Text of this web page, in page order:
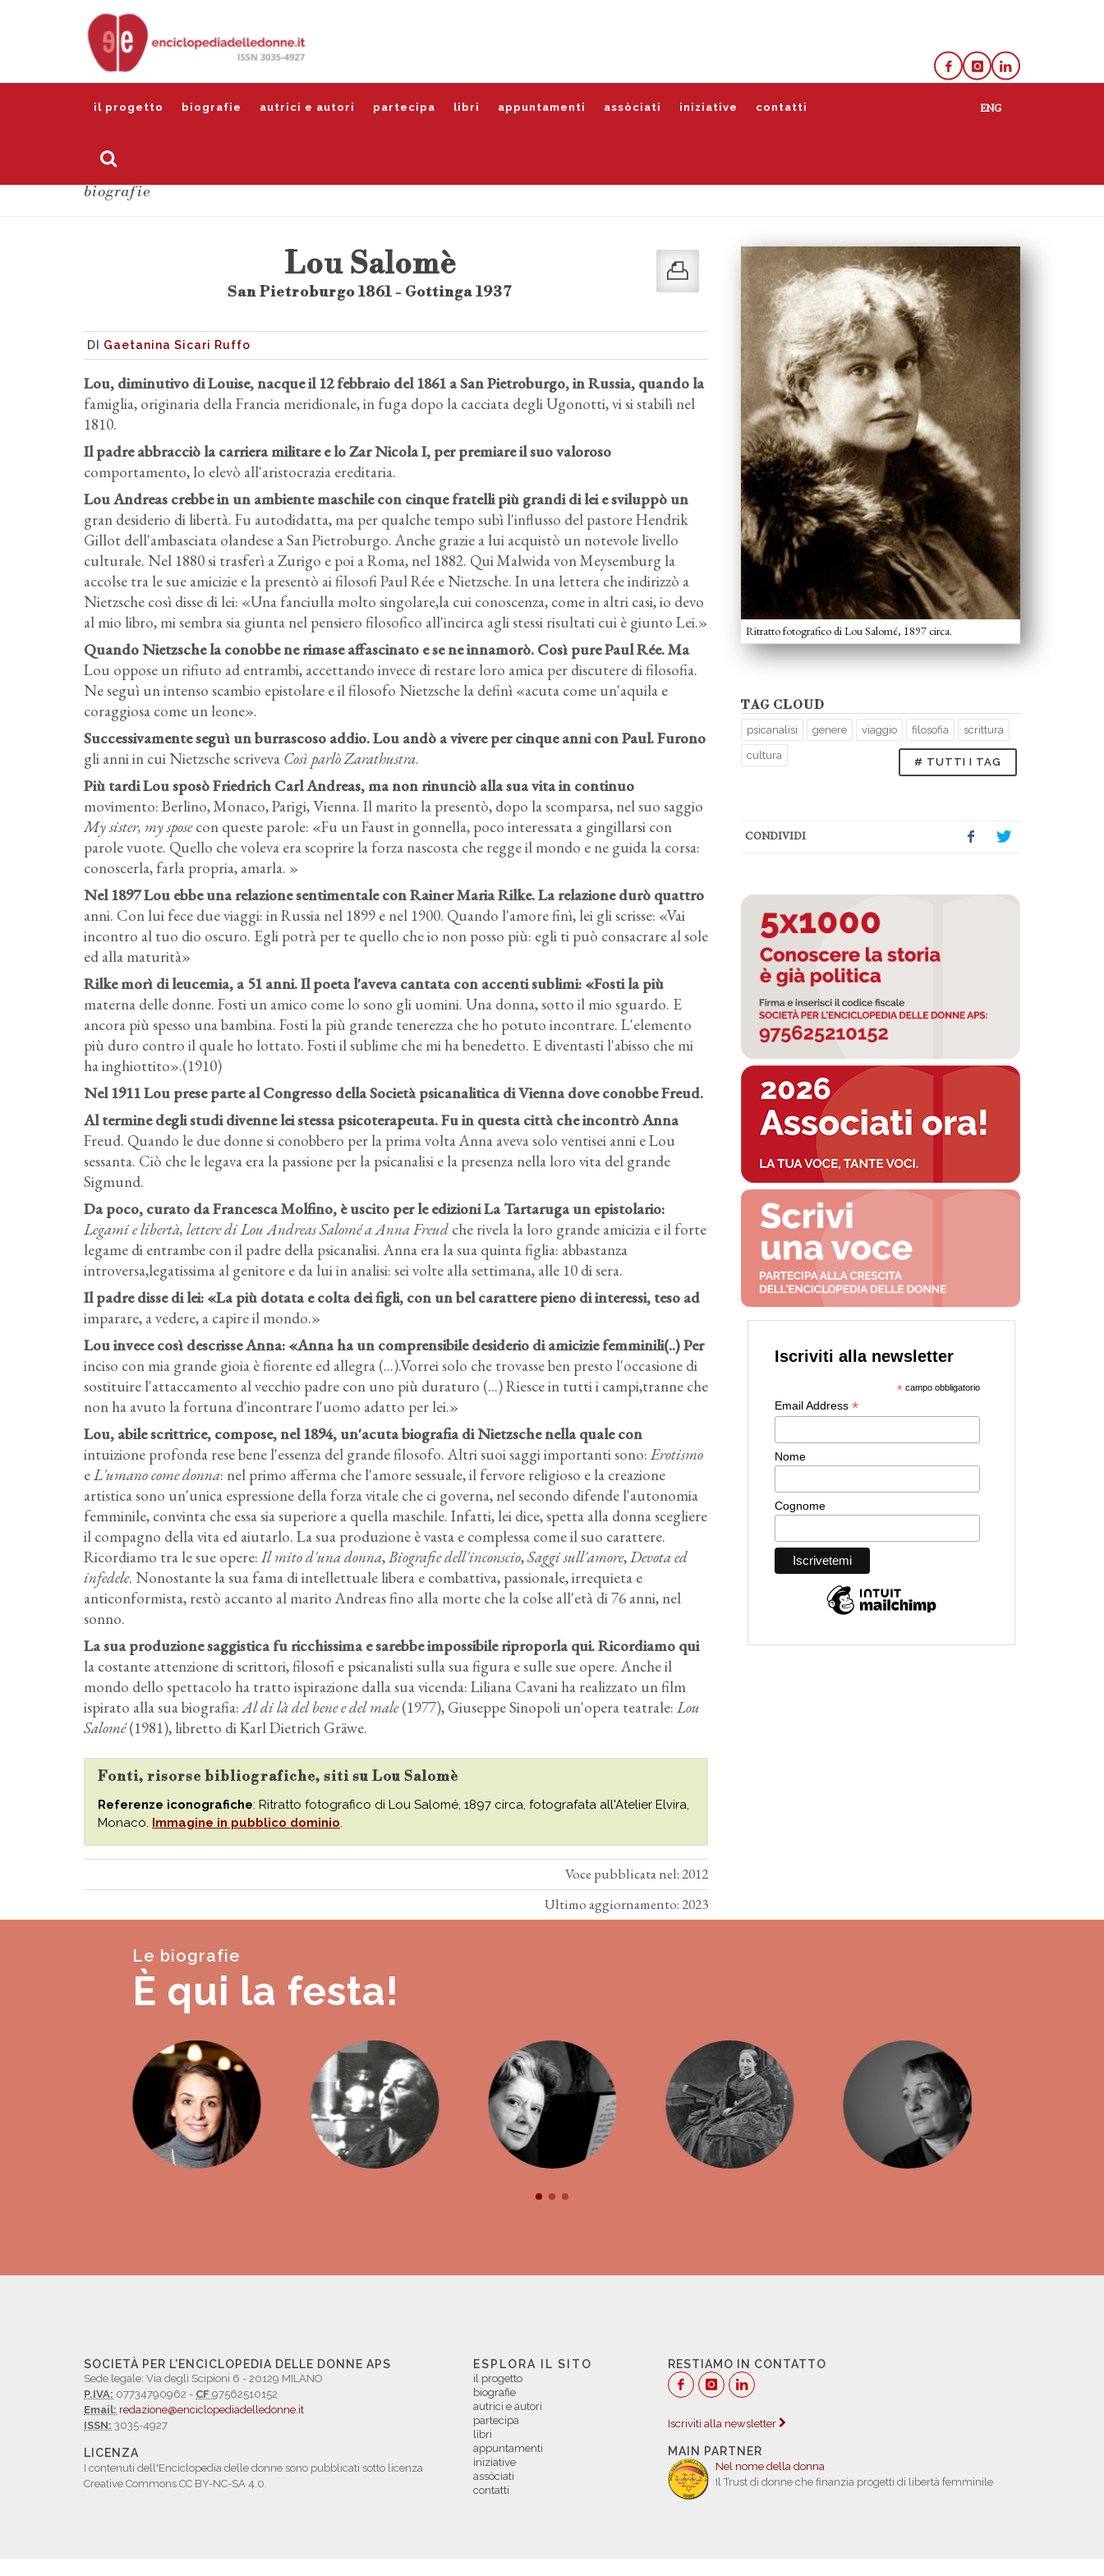
il progetto biografie autrici e autori partecipa libri appuntamenti assòciati iniziative contatti
biografie
Ritratto fotografico di Lou Salomé, 1897 circa.
TAG CLOUD
psicanalisi genere viaggio filosofia scrittura
cultura
# TUTTI I TAG
CONDIVIDI
Lou Salomè
San Pietroburgo 1861 - Gottinga 1937
DI Gaetanina Sicari Ruffo
Lou, diminutivo di Louise, nacque il 12 febbraio del 1861 a San Pietroburgo, in Russia, quando la
famiglia, originaria della Francia meridionale, in fuga dopo la cacciata degli Ugonotti, vi si stabilì nel
1810.
Il padre abbracciò la carriera militare e lo Zar Nicola I, per premiare il suo valoroso
comportamento, lo elevò all'aristocrazia ereditaria.
Lou Andreas crebbe in un ambiente maschile con cinque fratelli più grandi di lei e sviluppò un
gran desiderio di libertà. Fu autodidatta, ma per qualche tempo subì l'influsso del pastore Hendrik
Gillot dell'ambasciata olandese a San Pietroburgo. Anche grazie a lui acquistò un notevole livello
culturale. Nel 1880 si trasferì a Zurigo e poi a Roma, nel 1882. Qui Malwida von Meysemburg la
accolse tra le sue amicizie e la presentò ai filosofi Paul Rée e Nietzsche. In una lettera che indirizzò a
Nietzsche così disse di lei: «Una fanciulla molto singolare,la cui conoscenza, come in altri casi, io devo
al mio libro, mi sembra sia giunta nel pensiero filosofico all'incirca agli stessi risultati cui è giunto Lei.»
Quando Nietzsche la conobbe ne rimase affascinato e se ne innamorò. Così pure Paul Rée. Ma
Lou oppose un rifiuto ad entrambi, accettando invece di restare loro amica per discutere di filosofia.
Ne seguì un intenso scambio epistolare e il filosofo Nietzsche la definì «acuta come un'aquila e
coraggiosa come un leone».
Successivamente seguì un burrascoso addio. Lou andò a vivere per cinque anni con Paul. Furono
gli anni in cui Nietzsche scriveva Così parlò Zarathustra.
Più tardi Lou sposò Friedrich Carl Andreas, ma non rinunciò alla sua vita in continuo
movimento: Berlino, Monaco, Parigi, Vienna. Il marito la presentò, dopo la scomparsa, nel suo saggio
My sister, my sposecon queste parole: «Fu un Faust in gonnella, poco interessata a gingillarsi con
parole vuote. Quello che voleva era scoprire la forza nascosta che regge il mondo e ne guida la corsa:
conoscerla, farla propria, amarla. »
Nel 1897 Lou ebbe una relazione sentimentale con Rainer Maria Rilke. La relazione durò quattro
anni. Con lui fece due viaggi: in Russia nel 1899 e nel 1900. Quando l'amore finì, lei gli scrisse: «Vai
incontro al tuo dio oscuro. Egli potrà per te quello che io non posso più: egli ti può consacrare al sole
ed alla maturità»
Rilke morì di leucemia, a 51 anni. Il poeta l'aveva cantata con accenti sublimi: «Fosti la più
materna delle donne. Fosti un amico come lo sono gli uomini. Una donna, sotto il mio sguardo. E
ancora più spesso una bambina. Fosti la più grande tenerezza che ho potuto incontrare. L'elemento
più duro contro il quale ho lottato. Fosti il sublime che mi ha benedetto. E diventasti l'abisso che mi
ha inghiottito».(1910)
Nel 1911 Lou prese parte al Congresso della Società psicanalitica di Vienna dove conobbe Freud.
Al termine degli studi divenne lei stessa psicoterapeuta. Fu in questa città che incontrò Anna
Freud. Quando le due donne si conobbero per la prima volta Anna aveva solo ventisei anni e Lou
sessanta. Ciò che le legava era la passione per la psicanalisi e la presenza nella loro vita del grande
Sigmund.
Da poco, curato da Francesca Molfino, è uscito per le edizioni La Tartaruga un epistolario:
Legami e libertà, lettere di Lou Andreas Salomé a Anna Freud che rivela la loro grande amicizia e il forte
legame di entrambe con il padre della psicanalisi. Anna era la sua quinta figlia: abbastanza
introversa,legatissima al genitore e da lui in analisi: sei volte alla settimana, alle 10 di sera.
Il padre disse di lei: «La più dotata e colta dei figli, con un bel carattere pieno di interessi, teso ad
imparare, a vedere, a capire il mondo.»
Lou invece così descrisse Anna: «Anna ha un comprensibile desiderio di amicizie femminili(..) Per
inciso con mia grande gioia è fiorente ed allegra (...).Vorrei solo che trovasse ben presto l'occasione di
sostituire l'attaccamento al vecchio padre con uno più duraturo (...) Riesce in tutti i campi,tranne che
non ha avuto la fortuna d'incontrare l'uomo adatto per lei.»
Lou, abile scrittrice, compose, nel 1894, un'acuta biografia di Nietzsche nella quale con
intuizione profonda rese bene l'essenza del grande filosofo. Altri suoi saggi importanti sono:Erotismo
eL'umano come donna: nel primo afferma che l'amore sessuale, il fervore religioso e la creazione
artistica sono un'unica espressione della forza vitale che ci governa, nel secondo difende l'autonomia
femminile, convinta che essa sia superiore a quella maschile. Infatti, lei dice, spetta alla donna scegliere
il compagno della vita ed aiutarlo. La sua produzione è vasta e complessa come il suo carattere.
Ricordiamo tra le sue opere: Il mito d'una donna,Biografie dell'inconscio,Saggi sull'amore,Devota ed
infedele. Nonostante la sua fama di intellettuale libera e combattiva, passionale, irrequieta e
anticonformista, restò accanto al marito Andreas fino alla morte che la colse all'età di 76 anni, nel
sonno.
La sua produzione saggistica fu ricchissima e sarebbe impossibile riproporla qui. Ricordiamo qui
la costante attenzione di scrittori, filosofi e psicanalisti sulla sua figura e sulle sue opere. Anche il
mondo dello spettacolo ha tratto ispirazione dalla sua vicenda: Liliana Cavani ha realizzato un film
ispirato alla sua biografia:Al di là del bene e del male(1977), Giuseppe Sinopoli un'opera teatrale: Lou
Salomé(1981), libretto di Karl Dietrich Gräwe.
Fonti, risorse bibliografiche, siti su Lou Salomè
Referenze iconografiche: Ritratto fotografico di Lou Salomé, 1897 circa, fotografata all'Atelier Elvira,
Monaco. Immagine in pubblico dominio.
Voce pubblicata nel: 2012
Ultimo aggiornamento: 2023
Le biografie
È qui la festa!
SOCIETÀ PER L'ENCICLOPEDIA DELLE DONNE APS
Sede legale: Via degli Scipioni 6 - 20129 MILANO
P.IVA: 07734790962 - CF 97562510152
Email: redazione@enciclopediadelledonne.it
ISSN: 3035-4927
LICENZA
I contenuti dell'Enciclopedia delle donne sono pubblicati sotto licenza
Creative Commons CC BY-NC-SA 4.0.
ESPLORA IL SITO
il progetto
biografie
autrici e autori
partecipa
libri
appuntamenti
iniziative
assòciati
contatti
RESTIAMO IN CONTATTO
Iscriviti alla newsletter
MAIN PARTNER
Nel nome della donna
Il Trust di donne che finanzia progetti di libertà femminile